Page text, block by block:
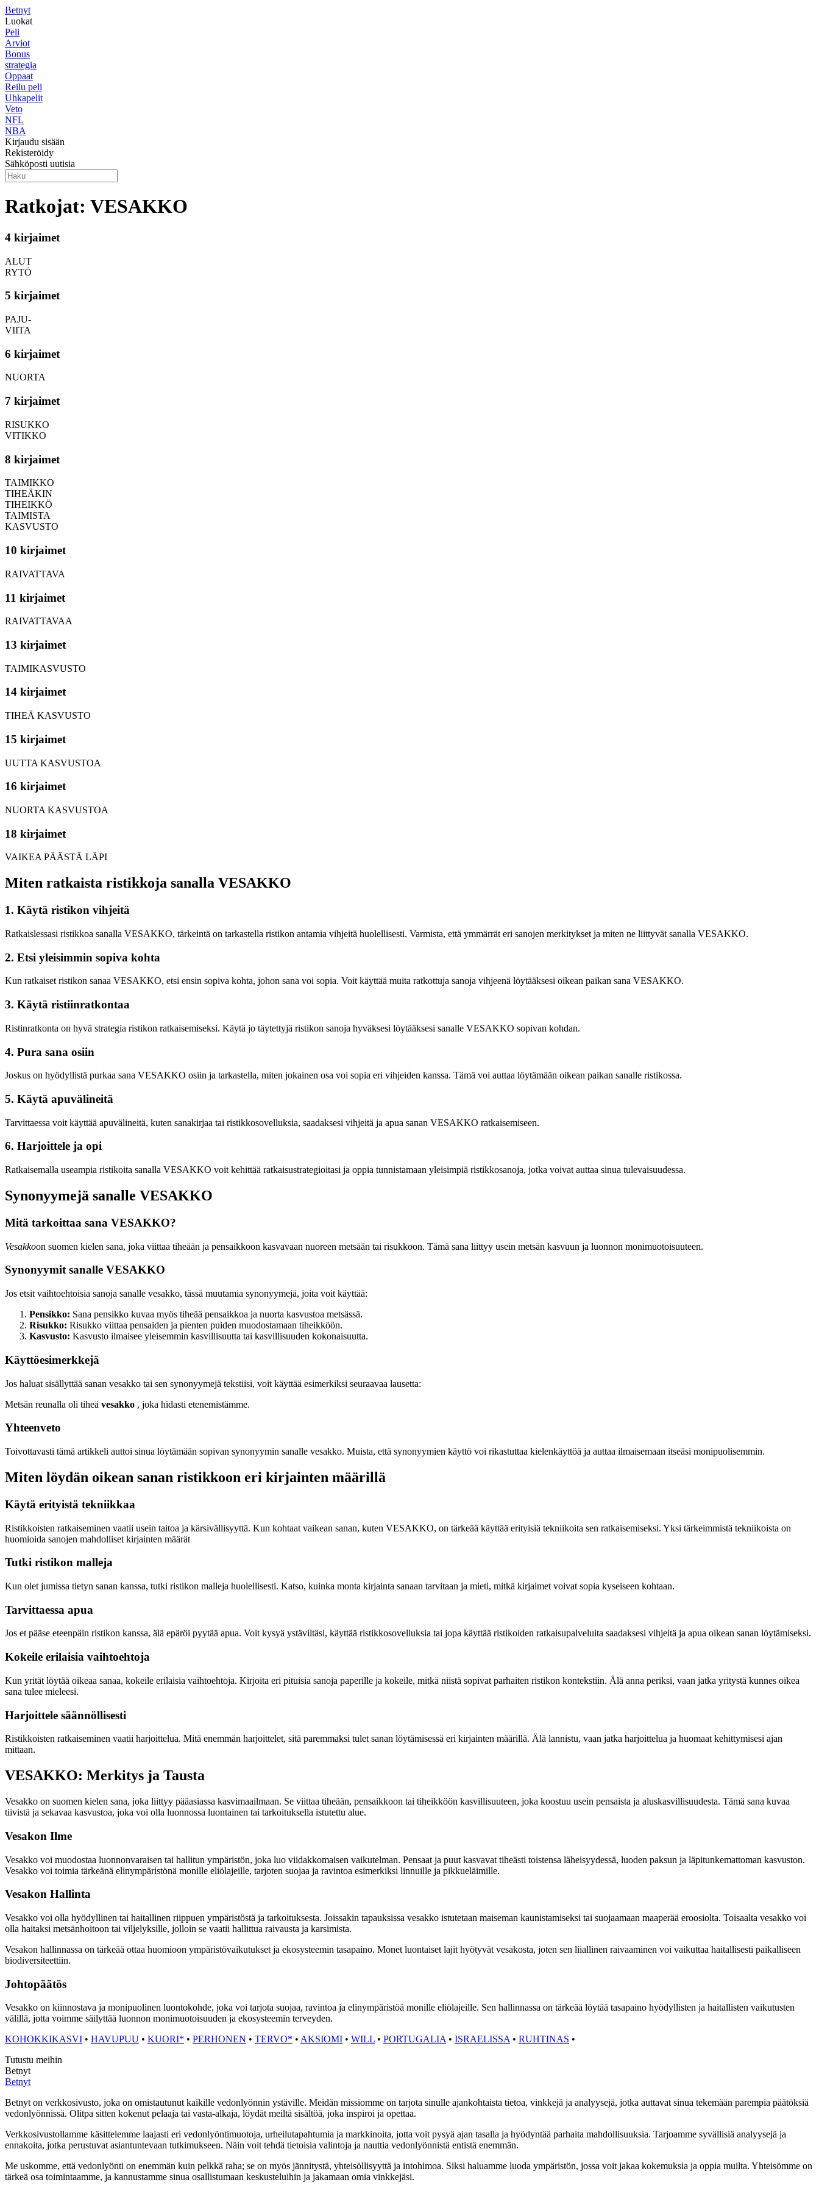
Betnyt
Luokat
Peli
Arviot
Bonus
strategia
Oppaat
Reilu peli
Uhkapelit
Veto
NFL
NBA
Kirjaudu sisään
Rekisteröidy
Sähköposti uutisia
Ratkojat: VESAKKO
4 kirjaimet
ALUT
RYTÖ
5 kirjaimet
PAJU-
VIITA
6 kirjaimet
NUORTA
7 kirjaimet
RISUKKO
VITIKKO
8 kirjaimet
TAIMIKKO
TIHEÄKIN
TIHEIKKÖ
TAIMISTA
KASVUSTO
10 kirjaimet
RAIVATTAVA
11 kirjaimet
RAIVATTAVAA
13 kirjaimet
TAIMIKASVUSTO
14 kirjaimet
TIHEÄ KASVUSTO
15 kirjaimet
UUTTA KASVUSTOA
16 kirjaimet
NUORTA KASVUSTOA
18 kirjaimet
VAIKEA PÄÄSTÄ LÄPI
Miten ratkaista ristikkoja sanalla VESAKKO
1. Käytä ristikon vihjeitä
Ratkaislessasi ristikkoa sanalla VESAKKO, tärkeintä on tarkastella ristikon antamia vihjeitä huolellisesti. Varmista, että ymmärrät eri sanojen merkitykset ja miten ne liittyvät sanalla VESAKKO.
2. Etsi yleisimmin sopiva kohta
Kun ratkaiset ristikon sanaa VESAKKO, etsi ensin sopiva kohta, johon sana voi sopia. Voit käyttää muita ratkottuja sanoja vihjeenä löytääksesi oikean paikan sana VESAKKO.
3. Käytä ristiinratkontaa
Ristinratkonta on hyvä strategia ristikon ratkaisemiseksi. Käytä jo täytettyjä ristikon sanoja hyväksesi löytääksesi sanalle VESAKKO sopivan kohdan.
4. Pura sana osiin
Joskus on hyödyllistä purkaa sana VESAKKO osiin ja tarkastella, miten jokainen osa voi sopia eri vihjeiden kanssa. Tämä voi auttaa löytämään oikean paikan sanalle ristikossa.
5. Käytä apuvälineitä
Tarvittaessa voit käyttää apuvälineitä, kuten sanakirjaa tai ristikkosovelluksia, saadaksesi vihjeitä ja apua sanan VESAKKO ratkaisemiseen.
6. Harjoittele ja opi
Ratkaisemalla useampia ristikoita sanalla VESAKKO voit kehittää ratkaisustrategioitasi ja oppia tunnistamaan yleisimpiä ristikkosanoja, jotka voivat auttaa sinua tulevaisuudessa.
Synonyymejä sanalle VESAKKO
Mitä tarkoittaa sana VESAKKO?
Vesakkoon suomen kielen sana, joka viittaa tiheään ja pensaikkoon kasvavaan nuoreen metsään tai risukkoon. Tämä sana liittyy usein metsän kasvuun ja luonnon monimuotoisuuteen.
Synonyymit sanalle VESAKKO
Jos etsit vaihtoehtoisia sanoja sanalle vesakko, tässä muutamia synonyymejä, joita voit käyttää:
Pensikko: Sana pensikko kuvaa myös tiheää pensaikkoa ja nuorta kasvustoa metsässä.
Risukko: Risukko viittaa pensaiden ja pienten puiden muodostamaan tiheikköön.
Kasvusto: Kasvusto ilmaisee yleisemmin kasvillisuutta tai kasvillisuuden kokonaisuutta.
Käyttöesimerkkejä
Jos haluat sisällyttää sanan vesakko tai sen synonyymejä tekstiisi, voit käyttää esimerkiksi seuraavaa lausetta:
Metsän reunalla oli tiheä vesakko , joka hidasti etenemistämme.
Yhteenveto
Toivottavasti tämä artikkeli auttoi sinua löytämään sopivan synonyymin sanalle vesakko. Muista, että synonyymien käyttö voi rikastuttaa kielenkäyttöä ja auttaa ilmaisemaan itseäsi monipuolisemmin.
Miten löydän oikean sanan ristikkoon eri kirjainten määrillä
Käytä erityistä tekniikkaa
Ristikkoisten ratkaiseminen vaatii usein taitoa ja kärsivällisyyttä. Kun kohtaat vaikean sanan, kuten VESAKKO, on tärkeää käyttää erityisiä tekniikoita sen ratkaisemiseksi. Yksi tärkeimmistä tekniikoista on
huomioida sanojen mahdolliset kirjainten määrät
Tutki ristikon malleja
Kun olet jumissa tietyn sanan kanssa, tutki ristikon malleja huolellisesti. Katso, kuinka monta kirjainta sanaan tarvitaan ja mieti, mitkä kirjaimet voivat sopia kyseiseen kohtaan.
Tarvittaessa apua
Jos et pääse eteenpäin ristikon kanssa, älä epäröi pyytää apua. Voit kysyä ystäviltäsi, käyttää ristikkosovelluksia tai jopa käyttää ristikoiden ratkaisupalveluita saadaksesi vihjeitä ja apua oikean sanan löytämiseksi.
Kokeile erilaisia vaihtoehtoja
Kun yrität löytää oikeaa sanaa, kokeile erilaisia vaihtoehtoja. Kirjoita eri pituisia sanoja paperille ja kokeile, mitkä niistä sopivat parhaiten ristikon kontekstiin. Älä anna periksi, vaan jatka yritystä kunnes oikea
sana tulee mieleesi.
Harjoittele säännöllisesti
Ristikkoisten ratkaiseminen vaatii harjoittelua. Mitä enemmän harjoittelet, sitä paremmaksi tulet sanan löytämisessä eri kirjainten määrillä. Älä lannistu, vaan jatka harjoittelua ja huomaat kehittymisesi ajan
mittaan.
VESAKKO: Merkitys ja Tausta
Vesakko on suomen kielen sana, joka liittyy pääasiassa kasvimaailmaan. Se viittaa tiheään, pensaikkoon tai tiheikköön kasvillisuuteen, joka koostuu usein pensaista ja aluskasvillisuudesta. Tämä sana kuvaa
tiivistä ja sekavaa kasvustoa, joka voi olla luonnossa luontainen tai tarkoituksella istutettu alue.
Vesakon Ilme
Vesakko voi muodostaa luonnonvaraisen tai hallitun ympäristön, joka luo viidakkomaisen vaikutelman. Pensaat ja puut kasvavat tiheästi toistensa läheisyydessä, luoden paksun ja läpitunkemattoman kasvuston.
Vesakko voi toimia tärkeänä elinympäristönä monille eliölajeille, tarjoten suojaa ja ravintoa esimerkiksi linnuille ja pikkueläimille.
Vesakon Hallinta
Vesakko voi olla hyödyllinen tai haitallinen riippuen ympäristöstä ja tarkoituksesta. Joissakin tapauksissa vesakko istutetaan maiseman kaunistamiseksi tai suojaamaan maaperää eroosiolta. Toisaalta vesakko voi
olla haitaksi metsänhoitoon tai viljelyksille, jolloin se vaatii hallittua raivausta ja karsimista.
Vesakon hallinnassa on tärkeää ottaa huomioon ympäristövaikutukset ja ekosysteemin tasapaino. Monet luontaiset lajit hyötyvät vesakosta, joten sen liiallinen raivaaminen voi vaikuttaa haitallisesti paikalliseen
biodiversiteettiin.
Johtopäätös
Vesakko on kiinnostava ja monipuolinen luontokohde, joka voi tarjota suojaa, ravintoa ja elinympäristöä monille eliölajeille. Sen hallinnassa on tärkeää löytää tasapaino hyödyllisten ja haitallisten vaikutusten
välillä, jotta voimme säilyttää luonnon monimuotoisuuden ja ekosysteemin terveyden.
KOHOKKIKASVI • HAVUPUU • KUORI* • PERHONEN • TERVO* • AKSIOMI • WILL • PORTUGALIA • ISRAELISSA • RUHTINAS •
Tutustu meihin
Betnyt
Betnyt
Betnyt on verkkosivusto, joka on omistautunut kaikille vedonlyönnin ystäville. Meidän missiomme on tarjota sinulle ajankohtaista tietoa, vinkkejä ja analyysejä, jotka auttavat sinua tekemään parempia päätöksiä
vedonlyönnissä. Olitpa sitten kokenut pelaaja tai vasta-alkaja, löydät meiltä sisältöä, joka inspiroi ja opettaa.
Verkkosivustollamme käsittelemme laajasti eri vedonlyöntimuotoja, urheilutapahtumia ja markkinoita, jotta voit pysyä ajan tasalla ja hyödyntää parhaita mahdollisuuksia. Tarjoamme syvällisiä analyysejä ja
ennakoita, jotka perustuvat asiantuntevaan tutkimukseen. Näin voit tehdä tietoisia valintoja ja nauttia vedonlyönnistä entistä enemmän.
Me uskomme, että vedonlyönti on enemmän kuin pelkkä raha; se on myös jännitystä, yhteisöllisyyttä ja intohimoa. Siksi haluamme luoda ympäristön, jossa voit jakaa kokemuksia ja oppia muilta. Yhteisömme on
tärkeä osa toimintaamme, ja kannustamme sinua osallistumaan keskusteluihin ja jakamaan omia vinkkejäsi.